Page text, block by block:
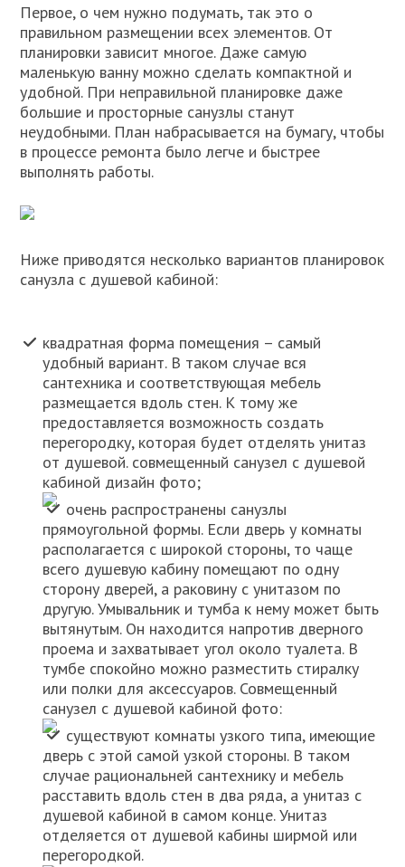
Первое, о чем нужно подумать, так это о
правильном размещении всех элементов. От
планировки зависит многое. Даже самую
маленькую ванну можно сделать компактной и
удобной. При неправильной планировке даже
большие и просторные санузлы станут
неудобными. План набрасывается на бумагу, чтобы
в процессе ремонта было легче и быстрее
выполнять работы.
Ниже приводятся несколько вариантов планировок
санузла с душевой кабиной:
квадратная форма помещения – самый
удобный вариант. В таком случае вся
сантехника и соответствующая мебель
размещается вдоль стен. К тому же
предоставляется возможность создать
перегородку, которая будет отделять унитаз
от душевой. совмещенный санузел с душевой
кабиной дизайн фото;
очень распространены санузлы
прямоугольной формы. Если дверь у комнаты
располагается с широкой стороны, то чаще
всего душевую кабину помещают по одну
сторону дверей, а раковину с унитазом по
другую. Умывальник и тумба к нему может быть
вытянутым. Он находится напротив дверного
проема и захватывает угол около туалета. В
тумбе спокойно можно разместить стиралку
или полки для аксессуаров. Совмещенный
санузел с душевой кабиной фото:
существуют комнаты узкого типа, имеющие
дверь с этой самой узкой стороны. В таком
случае рациональней сантехнику и мебель
расставить вдоль стен в два ряда, а унитаз с
душевой кабиной в самом конце. Унитаз
отделяется от душевой кабины ширмой или
перегородкой.